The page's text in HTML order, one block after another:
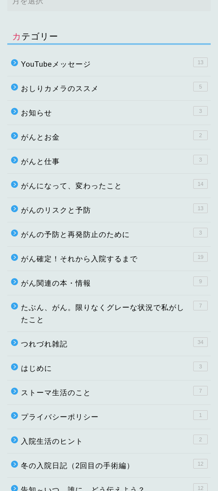
カテゴリー
YouTubeメッセージ 13
おしりカメラのススメ 5
お知らせ 3
がんとお金 2
がんと仕事 3
がんになって、変わったこと 14
がんのリスクと予防 13
がんの予防と再発防止のために 3
がん確定！それから入院するまで 19
がん関連の本・情報 9
たぶん、がん。限りなくグレーな状況で私がし
たこと
7
つれづれ雑記 34
はじめに 3
ストーマ生活のこと 7
プライバシーポリシー 1
入院生活のヒント 2
冬の入院日記（2回目の手術編） 12
12